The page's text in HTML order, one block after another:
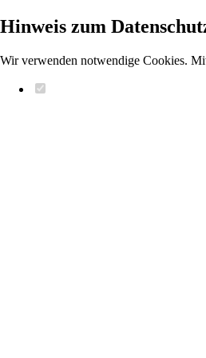
Hinweis zum
Wir verwenden notwendige Cookies.